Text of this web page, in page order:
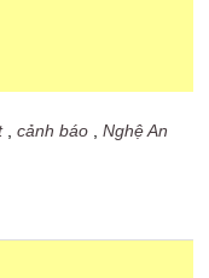
,cảnh báo ,Nghệ An